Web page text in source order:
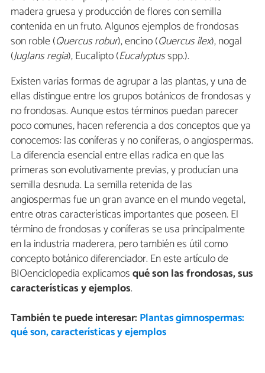
madera gruesa y producción de flores con semilla
contenida en un fruto. Algunos ejemplos de frondosas
son roble (Quercus robur), encino (Quercus ilex), nogal
(Juglans regia), Eucalipto (Eucalyptusspp.).
Existen varias formas de agrupar a las plantas, y una de
ellas distingue entre los grupos botánicos de frondosas y
no frondosas. Aunque estos términos puedan parecer
poco comunes, hacen referencia a dos conceptos que ya
conocemos: las coníferas y no coníferas, o angiospermas.
La diferencia esencial entre ellas radica en que las
primeras son evolutivamente previas, y producían una
semilla desnuda. La semilla retenida de las
angiospermas fue un gran avance en el mundo vegetal,
entre otras características importantes que poseen. El
término de frondosas y coníferas se usa principalmente
en la industria maderera, pero también es útil como
concepto botánico diferenciador. En este artículo de
BIOenciclopedia explicamosqué son las frondosas, sus
características y ejemplos.
También te puede interesar: Plantas gimnospermas:
qué son, características y ejemplos